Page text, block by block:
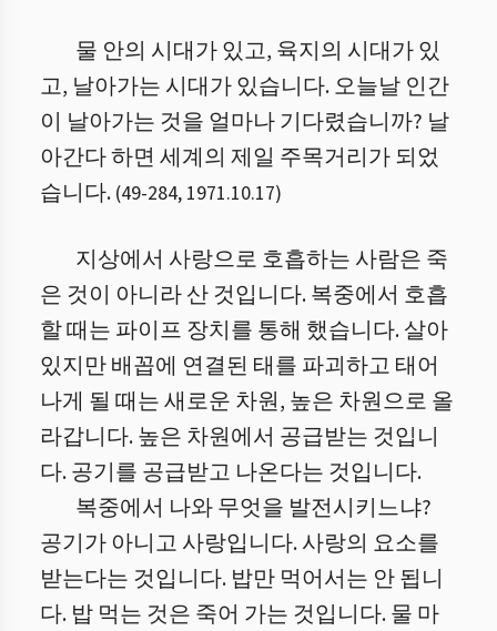
물 안의 시대가 있고, 육지의 시대가 있
고, 날아가는 시대가 있습니다. 오늘날 인간
이 날아가는 것을 얼마나 기다렸습니까? 날
아간다 하면 세계의 제일 주목거리가 되었
습니다. (49-284, 1971.10.17)
지상에서 사랑으로 호흡하는 사람은 죽
은 것이 아니라 산 것입니다. 복중에서 호흡
할 때는 파이프 장치를 통해 했습니다. 살아
있지만 배꼽에 연결된 태를 파괴하고 태어
나게 될 때는 새로운 차원, 높은 차원으로 올
라갑니다. 높은 차원에서 공급받는 것입니
다. 공기를 공급받고 나온다는 것입니다.
복중에서 나와 무엇을 발전시키느냐?
공기가 아니고 사랑입니다. 사랑의 요소를
받는다는 것입니다. 밥만 먹어서는 안 됩니
다. 밥 먹는 것은 죽어 가는 것입니다. 물 마